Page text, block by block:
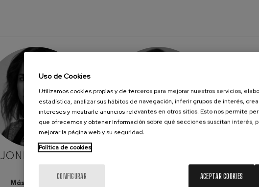
JONE MARTÍNEZ
Soprano
Más información
KARYAZINA
Uso de Cookies
Utilizamos cookies propias y de terceros para mejorar nuestros servicios,
estadística, analizar sus hábitos de navegación, inferir grupos de interés,
intereses y mostrarle anuncios relevantes en otros sitios. Esto nos permite
que ofrecemos y obtener información sobre qué secciones suscitan interés,
mejorar la página web y su seguridad.
Política de cookies
CONFIGURAR ACEPTAR COOKIES